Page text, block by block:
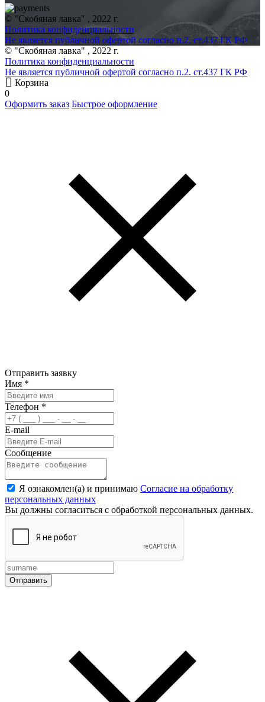
© "Скобяная лавка" , 2022 г.
Политика конфиденциальности
Не является публичной офертой согласно п.2. ст.437 ГК РФ
© "Скобяная лавка" , 2022 г.
Политика конфиденциальности
Не является публичной офертой согласно п.2. ст.437 ГК РФ
Корзина
0
Оформить заказ Быстрое оформление
Отправить заявку
Имя *
Телефон *
E-mail
Сообщение
Я ознакомлен(а) и принимаю Согласие на обработку
персональных данных
Вы должны согласиться с обработкой персональных данных.